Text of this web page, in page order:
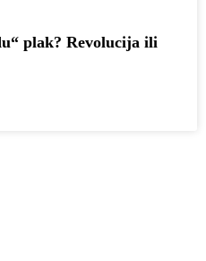
plak? Revolucija ili